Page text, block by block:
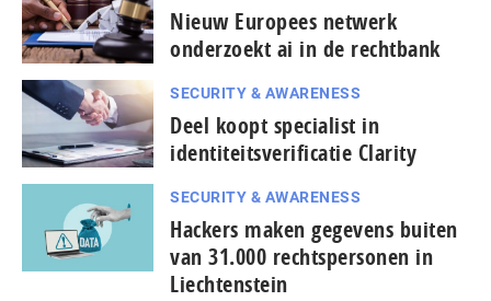
Nieuw Europees netwerk
onderzoekt ai in de rechtbank
SECURITY & AWARENESS
Deel koopt specialist in
identiteitsverificatie Clarity
SECURITY & AWARENESS
Hackers maken gegevens buiten
van 31.000 rechtspersonen in
Liechtenstein